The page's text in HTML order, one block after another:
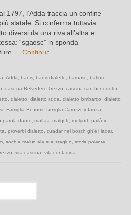
1797, l’Adda traccia un confine
statale. Si conferma tuttavia
diversi da una riva all’altra e
“sgaosc” in sponda
… Continua
Adda banis banis dialetto barnasc battute
cascina Belvedere Trezzo
cascina san benedetto
dialetto dialetto adda dialetto lombardo
dialetto
Famiglia Bonomi famiglia Carozzi infanzia
parola dante malfaa malgott melgott parlà in
proverbi dialetto quadar nel bosch gh'è i ladar,
soch e melun ala sua stagiun storia polente
vita cascina vita contadina